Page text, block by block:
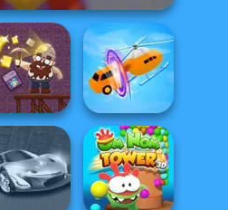
Gold Mine Shape-shifting